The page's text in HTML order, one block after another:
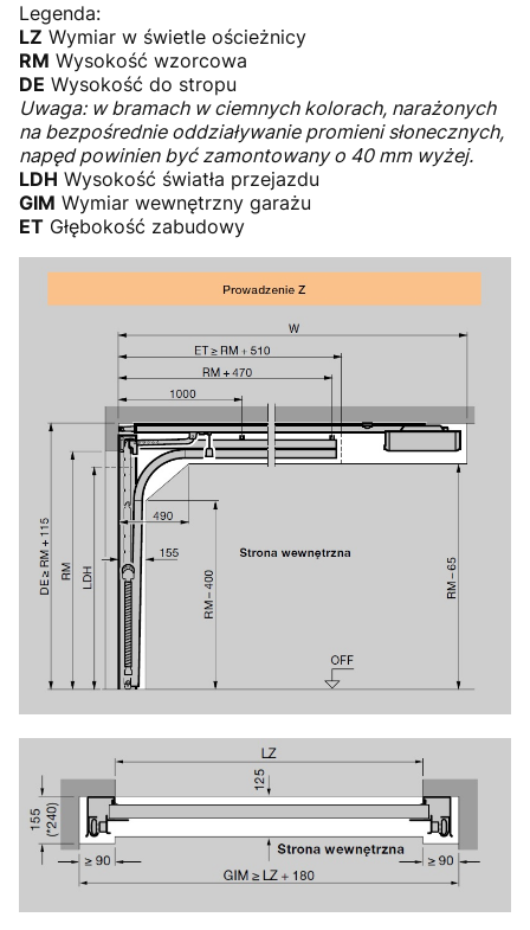
Legenda:
LZ Wymiar w świetle ościeżnicy
RM Wysokość wzorcowa
DE Wysokość do stropu
Uwaga: w bramach w ciemnych kolorach, narażonych
na bezpośrednie oddziaływanie promieni słonecznych,
napęd powinien być zamontowany o 40 mm wyżej.
LDH Wysokość światła przejazdu
GIM Wymiar wewnętrzny garażu
ET Głębokość zabudowy